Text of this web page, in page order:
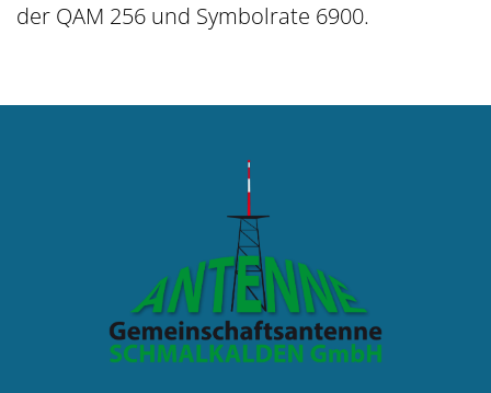
der QAM 256 und Symbolrate 6900.